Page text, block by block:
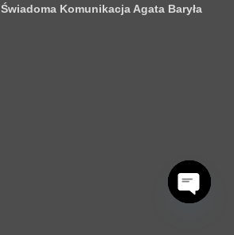
Świadoma Komunikacja Agata Baryła